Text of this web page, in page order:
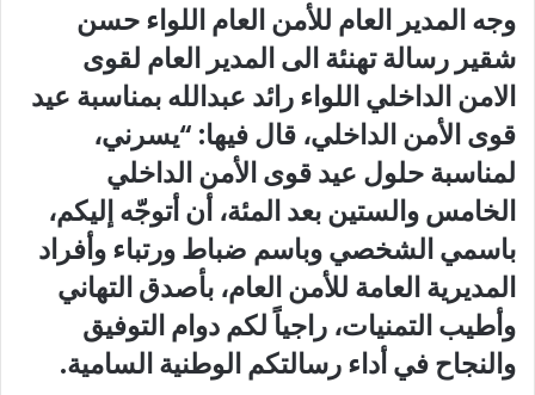
وجه المدير العام للأمن العام اللواء حسن
شقير رسالة تهنئة الى المدير العام لقوى
الامن الداخلي اللواء رائد عبدالله بمناسبة عيد
قوى الأمن الداخلي، قال فيها: “يسرني،
لمناسبة حلول عيد قوى الأمن الداخلي
الخامس والستين بعد المئة، أن أتوجّه إليكم،
باسمي الشخصي وباسم ضباط ورتباء وأفراد
المديرية العامة للأمن العام، بأصدق التهاني
وأطيب التمنيات، راجياً لكم دوام التوفيق
والنجاح في أداء رسالتكم الوطنية السامية.